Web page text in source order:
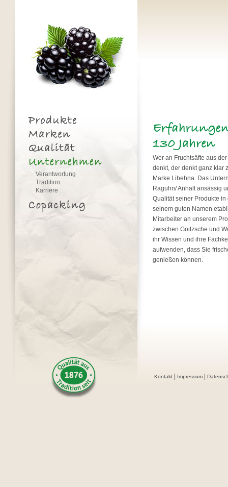
Verantwortung
Tradition
Karriere
Wer an Fruchtsäfte aus
denkt, der denkt ganz klar
Marke Libehna. Das
Raguhn/ Anhalt ansässig
Qualität seiner Produkte
seinem guten Namen
Mitarbeiter an unserem
zwischen Goitzsche und
ihr Wissen und ihre
aufwenden, dass Sie
genießen können.
Kontakt Impressum